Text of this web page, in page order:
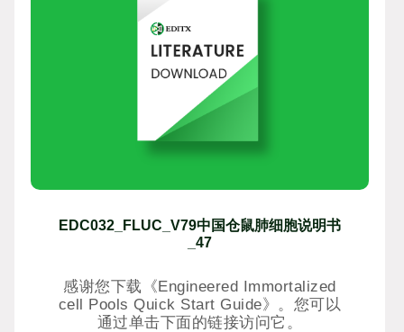
EDC032_FLUC_V79中国仓鼠肺细胞说明书
_47
感谢您下载《Engineered Immortalized
cell Pools Quick Start Guide》。您可以
通过单击下面的链接访问它。